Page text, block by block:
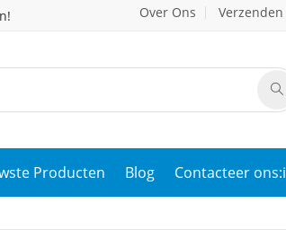
Over Ons
Producten Blog Contacteer